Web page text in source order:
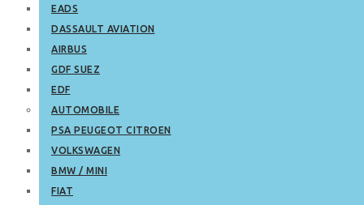
EADS
DASSAULT AVIATION
AIRBUS
GDF SUEZ
EDF
AUTOMOBILE
PSA PEUGEOT CITROEN
VOLKSWAGEN
BMW / MINI
FIAT